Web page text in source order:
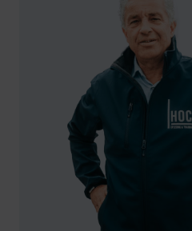
1
2
2
0
5
6
1